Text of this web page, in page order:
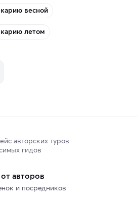
весной
летом
авторских туров
гидов
авторов
и посредников